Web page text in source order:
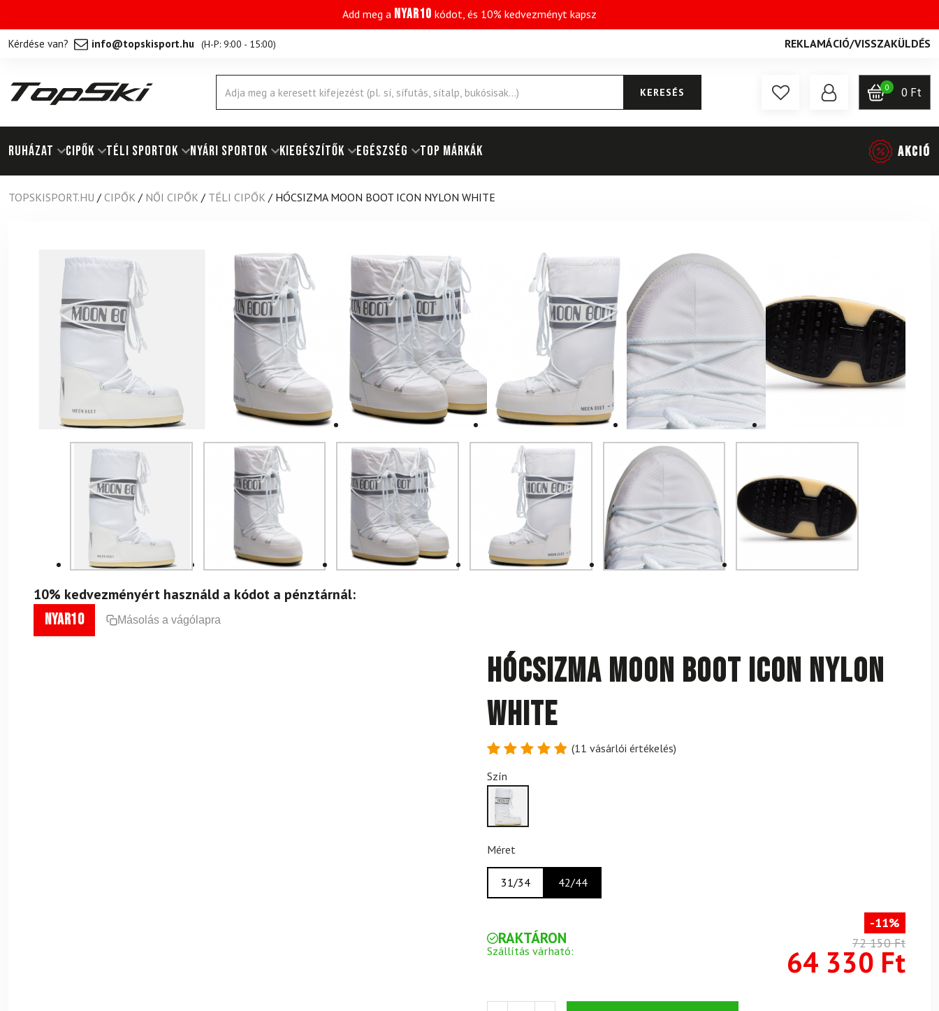
Add meg a NYAR10 kódot, és 10% kedvezményt kapsz
Kérdése van? info@topskisport.hu (H-P: 9:00 - 15:00) REKLAMÁCIÓ/VISSZAKÜLDÉS
Products
search
KERESÉS 0 0 Ft
RUHÁZAT Cipők TÉLI SPORTOK NYÁRI SPORTOK KIEGÉSZÍTŐK EGÉSZSÉG Top márkák AKCIÓ
TOPSKISPORT.HU / CIPŐK / NŐI CIPŐK / TÉLI CIPŐK / HÓCSIZMA MOON BOOT ICON NYLON WHITE
10% kedvezményért használd a kódot a pénztárnál:
nyar10 Másolás a vágólapra
Hócsizma MOON BOOT Icon Nylon
White
4.91
5-ből,
értékelés
alapján
(11 vásárlói értékelés)
Szín
Méret
31/34 42/44
RAKTÁRON
Szállítás várható:
-11%
72 150 Ft
64 330 Ft